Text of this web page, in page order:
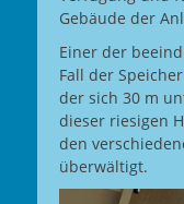
Gebäude der
Einer der
Fall der
der sich 30 m
dieser riesigen
den
überwältigt.